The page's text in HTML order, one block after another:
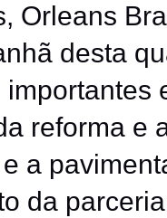
Orleans
desta
reforma e
a
da